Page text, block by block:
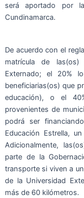
será aportado por
Cundinamarca.
De acuerdo con el
matrícula de
Externado; el 20%
beneficiarias(os) que
educación), o el
provenientes de
podrá ser
Educación Estrella,
Adicionalmente,
parte de la
transporte si viven a
de la Universidad
más de 60 kilómetros.